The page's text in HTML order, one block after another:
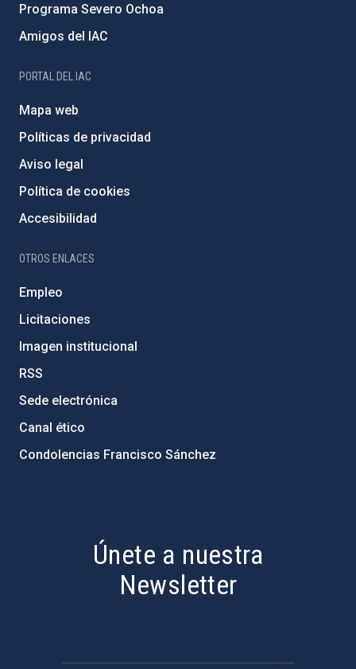
Programa Severo Ochoa
Amigos del IAC
PORTAL DEL IAC
Mapa web
Políticas de privacidad
Aviso legal
Política de cookies
Accesibilidad
OTROS ENLACES
Empleo
Licitaciones
Imagen institucional
RSS
Sede electrónica
Canal ético
Condolencias Francisco Sánchez
Únete a nuestra
Newsletter